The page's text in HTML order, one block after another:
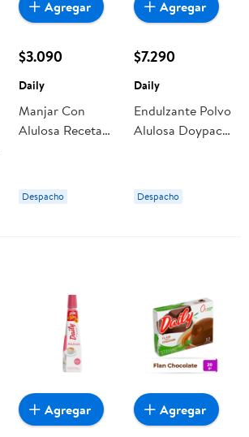
$3.090
Daily
Manjar Con
Alulosa Receta
Despacho
Agregar
$7.290
Daily
Endulzante Polvo
Alulosa Doypack
Despacho
Agregar
Agregar Agregar